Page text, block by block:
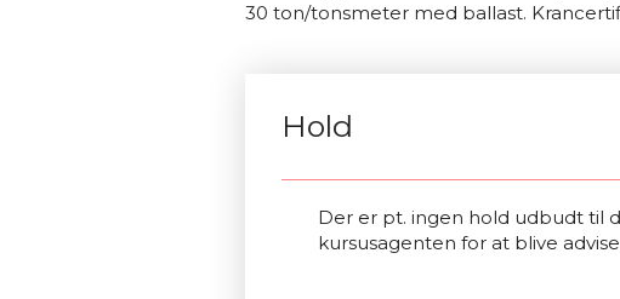
30 ton/tonsmeter med ballast.
Hold
Der er pt. ingen hold udbudt til
kursusagenten for at blive